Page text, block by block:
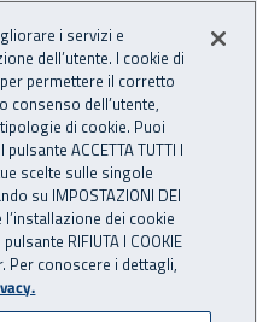
Nazionale
Apri cerca
i servizi e
dell’utente. I cookie di
permettere il corretto
consenso dell’utente,
di cookie. Puoi
ACCETTA TUTTI I
scelte sulle singole
su IMPOSTAZIONI DEI
l’installazione dei cookie
RIFIUTA I COOKIE
Per conoscere i dettagli,